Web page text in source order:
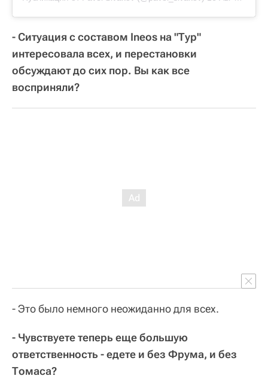
- Ситуация с составом Ineos на "Тур"
интересовала всех, и перестановки
обсуждают до сих пор. Вы как все
восприняли?
- Это было немного неожиданно для всех.
- Чувствуете теперь еще большую
ответственность - едете и без Фрума, и без
Томаса?